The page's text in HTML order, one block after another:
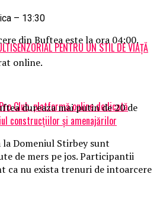
PENTRU UN STIL DE VIAȚĂ
Club, platformă online dedicată
construcțiilor și amenajărilor
– 13:30
din Buftea este la ora 04:00.
online.
dureaza mai putin de 20 de
la Domeniul Stirbey sunt
de mers pe jos. Participantii
ca nu exista trenuri de intoarcere